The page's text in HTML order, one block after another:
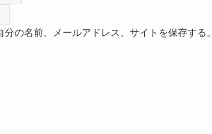
の名前、メールアドレス、サイトを保存する。